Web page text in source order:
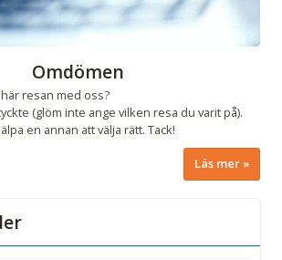
Omdömen
resan med oss?
(glöm inte ange vilken resa du varit på).
en annan att välja rätt. Tack!
Läs mer